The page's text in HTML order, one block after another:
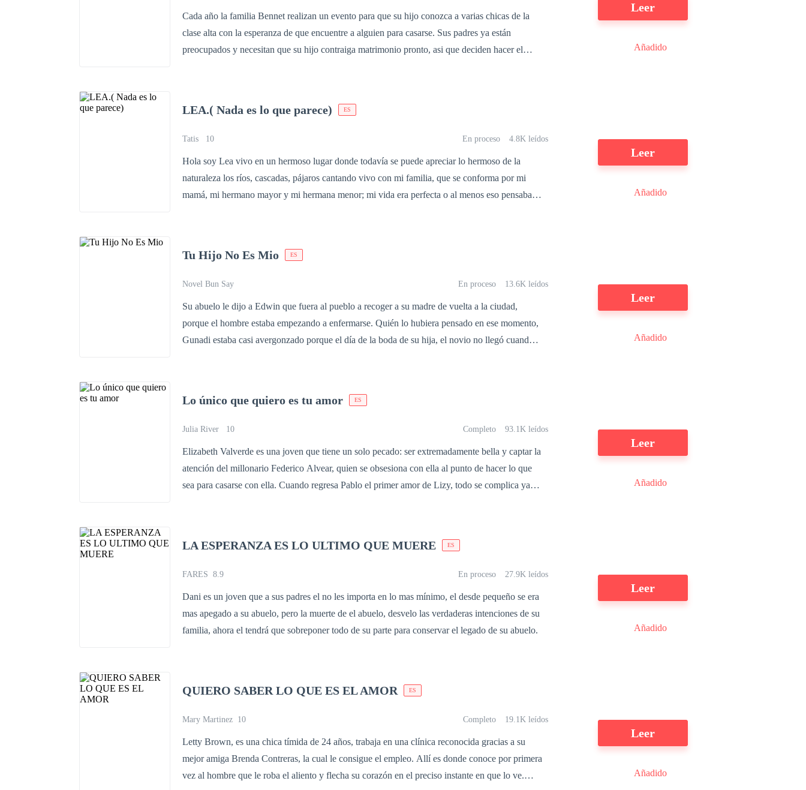
Cada año la familia Bennet realizan un evento para que su hijo conozca a varias chicas de la
clase alta con la esperanza de que encuentre a alguien para casarse. Sus padres ya están
preocupados y necesitan que su hijo contraiga matrimonio pronto, asi que deciden hacer el
final podrá declarar ante todos: "el millonario es mio" .
Leer
Añadido
LEA.( Nada es lo que parece) ES
Tatis 10 En proceso 4.8K leídos
Hola soy Lea vivo en un hermoso lugar donde todavía se puede apreciar lo hermoso de la
naturaleza los ríos, cascadas, pájaros cantando vivo con mi familia, que se conforma por mi
mamá, mi hermano mayor y mi hermana menor; mi vida era perfecta o al menos eso pensaba
Leer
Añadido
Tu Hijo No Es Mio ES
Novel Bun Say En proceso 13.6K leídos
Su abuelo le dijo a Edwin que fuera al pueblo a recoger a su madre de vuelta a la ciudad,
porque el hombre estaba empezando a enfermarse. Quién lo hubiera pensado en ese momento,
Gunadi estaba casi avergonzado porque el día de la boda de su hija, el novio no llegó cuando
hijo. Quién hubiera pensado que detrás de todo, uno por uno se reveló la verdad y los llevó a
una ola de problemas complicados.
Leer
Añadido
Lo único que quiero es tu amor ES
Julia River 10 Completo 93.1K leídos
Elizabeth Valverde es una joven que tiene un solo pecado: ser extremadamente bella y captar la
atención del millonario Federico Alvear, quien se obsesiona con ella al punto de hacer lo que
sea para casarse con ella. Cuando regresa Pablo el primer amor de Lizy, todo se complica ya
Leer
Añadido
LA ESPERANZA ES LO ULTIMO QUE MUERE ES
FARES 8.9 En proceso 27.9K leídos
Dani es un joven que a sus padres el no les importa en lo mas mínimo, el desde pequeño se era
mas apegado a su abuelo, pero la muerte de el abuelo, desvelo las verdaderas intenciones de su
familia, ahora el tendrá que sobreponer todo de su parte para conservar el legado de su abuelo.
Leer
Añadido
QUIERO SABER LO QUE ES EL AMOR ES
Mary Martinez 10 Completo 19.1K leídos
Letty Brown, es una chica tímida de 24 años, trabaja en una clínica reconocida gracias a su
mejor amiga Brenda Contreras, la cual le consigue el empleo. Allí es donde conoce por primera
vez al hombre que le roba el aliento y flecha su corazón en el preciso instante en que lo ve.
Leer
Añadido